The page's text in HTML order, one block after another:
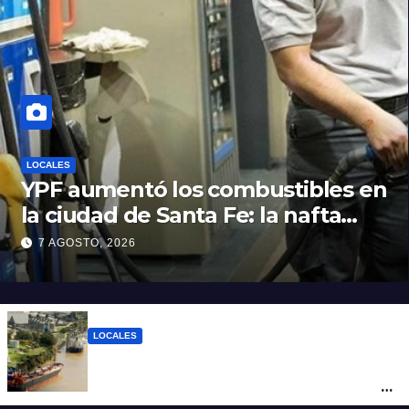
LOCALES
YPF aumentó los combustibles en
la ciudad de Santa Fe: la nafta
súper superó los $2.100 y llenar el
tanque cuesta más de $94.000
7 AGOSTO, 2026
LOCALES
posicionar los puertos del sur de Santa Fe